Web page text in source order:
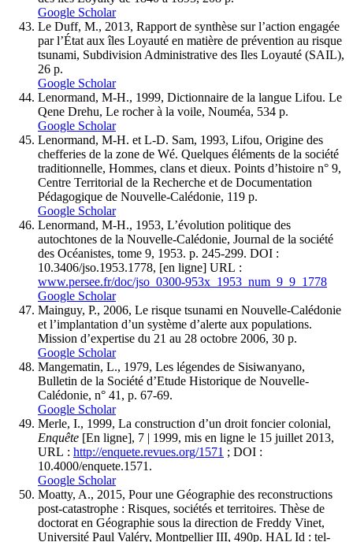
Google Scholar
Le Duff, M., 2013, Rapport de synthèse sur l’action engagée
par l’État aux îles Loyauté en matière de prévention au risque
tsunami, Subdivision Administrative des Iles Loyauté (SAIL),
26 p.
Google Scholar
Lenormand, M-H., 1999, Dictionnaire de la langue Lifou. Le
Qene Drehu, Le rocher à la voile, Nouméa, 534 p.
Google Scholar
Lenormand, M-H. et L-D. Sam, 1993, Lifou, Origine des
chefferies de la zone de Wé. Quelques éléments de la société
traditionnelle, Hommes, clans et dieux. Points d’histoire n° 9,
Centre Territorial de la Recherche et de Documentation
Pédagogique de Nouvelle-Calédonie, 119 p.
Google Scholar
Lenormand, M-H., 1953, L’évolution politique des
autochtones de la Nouvelle-Calédonie, Journal de la société
des Océanistes, tome 9, 1953. p. 245-299. DOI :
10.3406/jso.1953.1778, [en ligne] URL :
www.persee.fr/doc/jso_0300-953x_1953_num_9_9_1778
Google Scholar
Mainguy, P., 2006, Le risque tsunami en Nouvelle-Calédonie
et l’implantation d’un système d’alerte aux populations.
Mission d’expertise du 21 au 28 octobre 2006, 30 p.
Google Scholar
Mangematin, L., 1979, Les légendes de Sisiwanyano,
Bulletin de la Société d’Etude Historique de Nouvelle-
Calédonie, n° 41, p. 67-69.
Google Scholar
Merle, I., 1999, La construction d’un droit foncier colonial,
Enquête [En ligne], 7 | 1999, mis en ligne le 15 juillet 2013,
URL : http://enquete.revues.org/1571 ; DOI :
10.4000/enquete.1571.
Google Scholar
Moatty, A., 2015, Pour une Géographie des reconstructions
post-catastrophe : Risques, sociétés et territoires. Thèse de
doctorat en Géographie sous la direction de Freddy Vinet,
Université Paul Valéry, Montpellier III, 490p. HAL Id : tel-